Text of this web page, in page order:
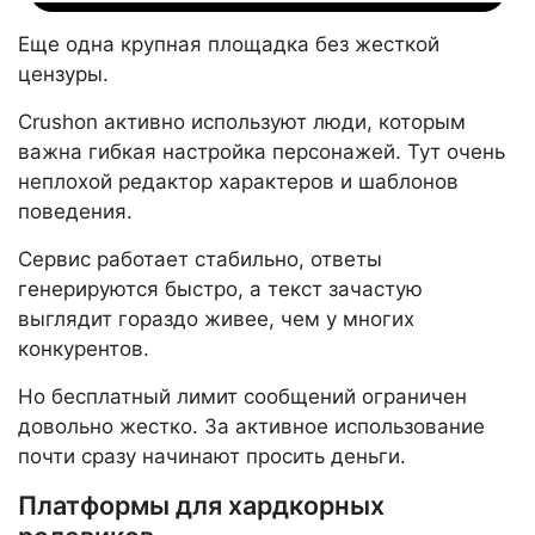
Еще одна крупная площадка без жесткой
цензуры.
Crushon активно используют люди, которым
важна гибкая настройка персонажей. Тут очень
неплохой редактор характеров и шаблонов
поведения.
Сервис работает стабильно, ответы
генерируются быстро, а текст зачастую
выглядит гораздо живее, чем у многих
конкурентов.
Но бесплатный лимит сообщений ограничен
довольно жестко. За активное использование
почти сразу начинают просить деньги.
Платформы для хардкорных